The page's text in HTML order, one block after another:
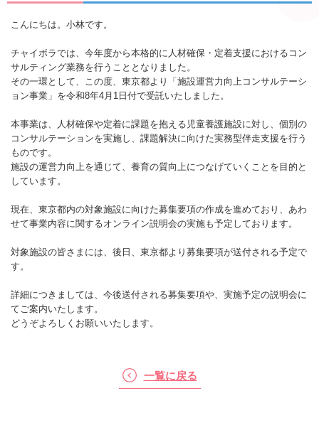
こんにちは。小林です。
チャイボラでは、今年度から本格的に人材確保・定着支援におけるコン
サルティング業務を行うこととなりました。
その一環として、この度、東京都より「施設運営力向上コンサルテーシ
ョン事業」を令和8年4月1日付で受託いたしました。
本事業は、人材確保や定着に課題を抱える児童養護施設に対し、個別の
コンサルテーションを実施し、課題解決に向けた実務型伴走支援を行う
ものです。
施設の運営力向上を通じて、養育の質向上につなげていくことを目的と
しています。
現在、東京都内の対象施設に向けた募集要項の作成を進めており、あわ
せて事業内容に関するオンライン説明会の実施も予定しております。
対象施設の皆さまには、後日、東京都より募集要項が送付される予定で
す。
詳細につきましては、今後送付される募集要項や、実施予定の説明会に
てご案内いたします。
どうぞよろしくお願いいたします。
一覧に戻る